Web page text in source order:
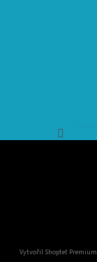
Vytvořil Shoptet Premium